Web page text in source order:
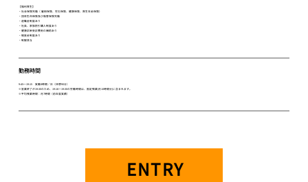
【福利厚生】
・社会保険完備（ 雇用保険、労災保険、健康保険、厚生年金保険）
・団体生命保険及び傷害保険完備
・退職金制度あり
・社員、家族割引購入制度あり
・健康診断受診費用の補助あり
・報奨金制度あり
・制服貸与
勤務時間
9:45～19:15 実働8時間／日（休憩90分）
※営業終了が19:30のため、19:16～19:30の労働時間は、固定残業(月10時間分)に含まれます。
※平均残業時間：月7時間（前年度実績）
ENTRY